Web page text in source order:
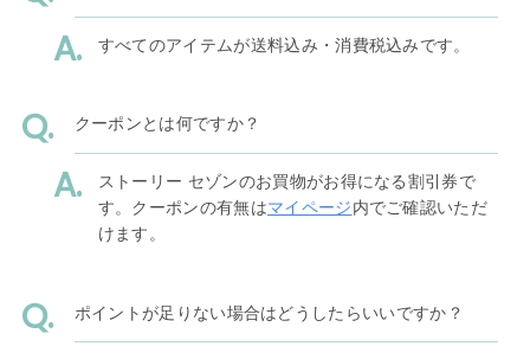
すべてのアイテムが送料込み・消費税込みです。
クーポンとは何ですか？
ストーリー セゾンのお買物がお得になる割引券で
す。クーポンの有無はマイページ内でご確認いただ
けます。
ポイントが足りない場合はどうしたらいいですか？